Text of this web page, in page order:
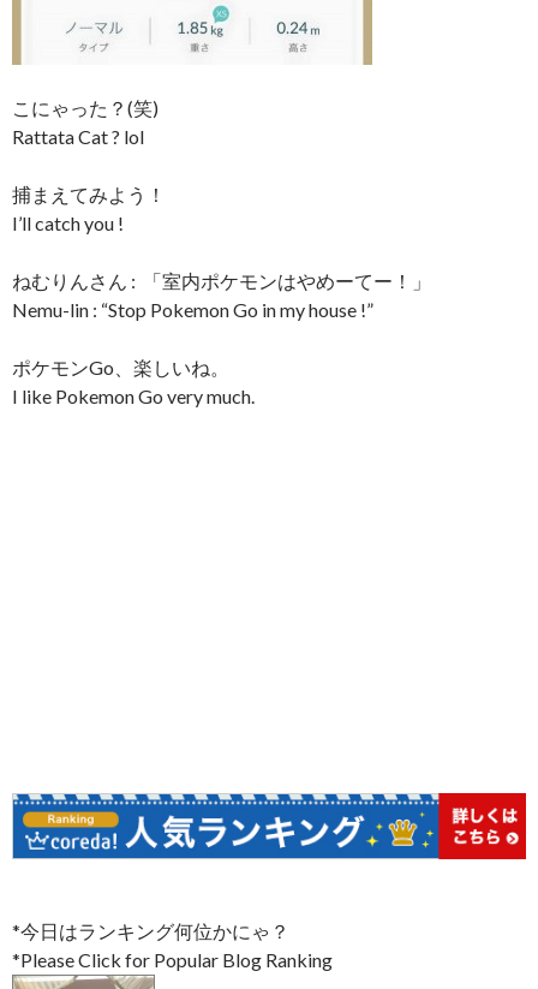
こにゃった？(笑)
Rattata Cat ? lol
捕まえてみよう！
I’ll catch you !
ねむりんさん : 「室内ポケモンはやめーてー！」
Nemu-lin : “Stop Pokemon Go in my house !”
ポケモンGo、楽しいね。
I like Pokemon Go very much.
*今日はランキング何位かにゃ？
*Please Click for Popular Blog Ranking